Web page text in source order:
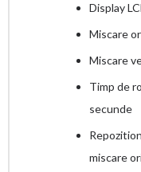
Display
Miscare
Miscare
Timp de
secunde
miscare